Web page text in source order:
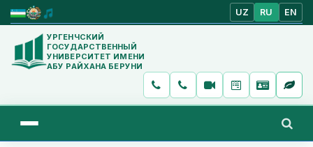
UZ RU EN
УРГЕНЧСКИЙ
ГОСУДАРСТВЕННЫЙ
УНИВЕРСИТЕТ ИМЕНИ
АБУ РАЙХАНА БЕРУНИ